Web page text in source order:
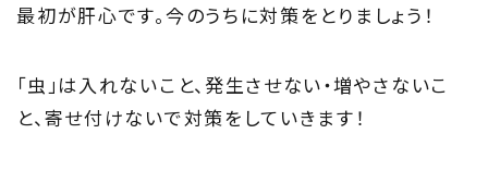
住まい夢ネット加盟工務店
最初が肝心です。今のうちに対策をとりましょう！
「虫」は入れないこと、発生させない・増やさないこ
と、寄せ付けないで対策をしていきます！